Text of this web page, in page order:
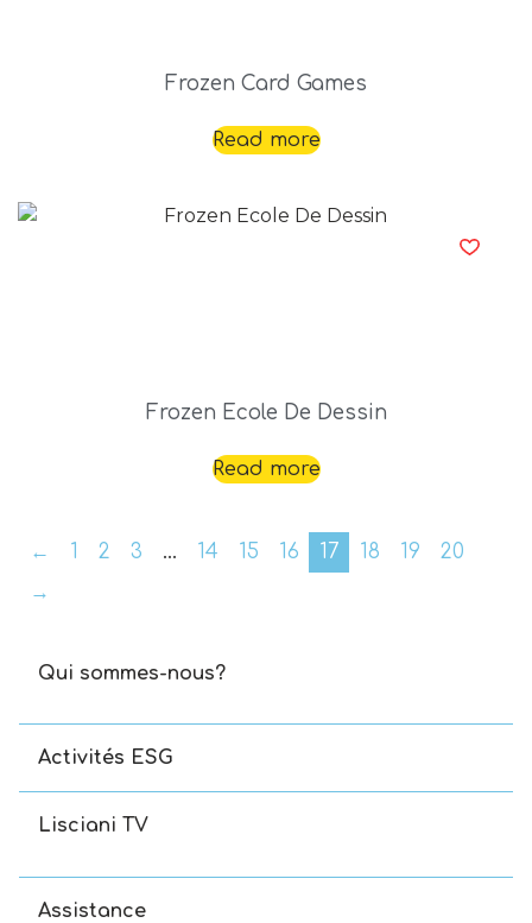
Frozen Card Games
Read more
Frozen Ecole De Dessin
Read more
← 1 2 3 … 14 15 16 17 18 19
20
→
Qui sommes-nous?
Activités ESG
Lisciani TV
Assistance